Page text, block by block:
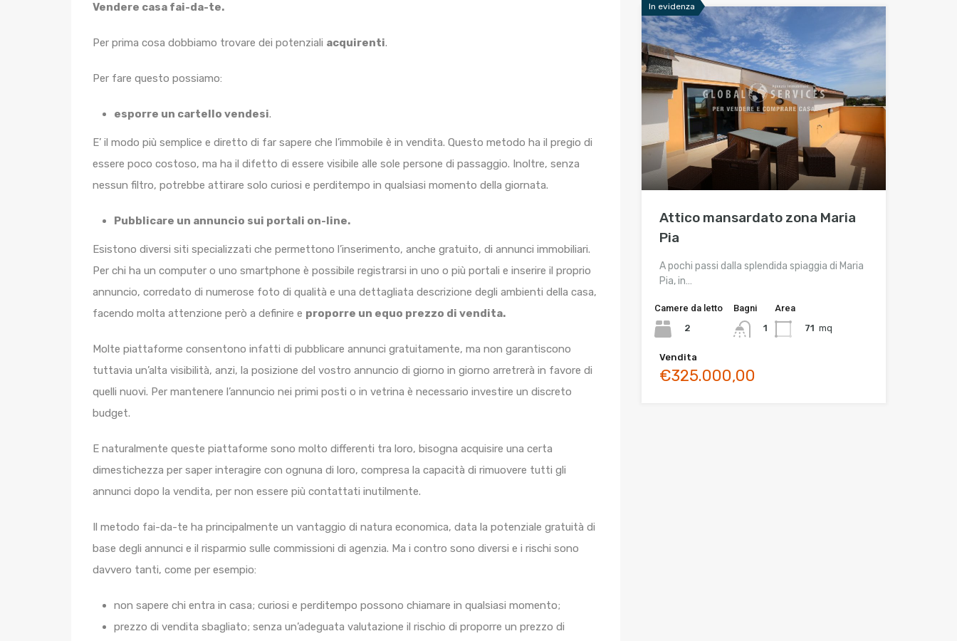
Vendere casa fai-da-te.
Per prima cosa dobbiamo trovare dei potenziali acquirenti.
Per fare questo possiamo:
esporre un cartello vendesi.
E’ il modo più semplice e diretto di far sapere che l’immobile è in vendita. Questo metodo ha il pregio di
essere poco costoso, ma ha il difetto di essere visibile alle sole persone di passaggio. Inoltre, senza
nessun filtro, potrebbe attirare solo curiosi e perditempo in qualsiasi momento della giornata.
Pubblicare un annuncio sui portali on-line.
Esistono diversi siti specializzati che permettono l’inserimento, anche gratuito, di annunci immobiliari.
Per chi ha un computer o uno smartphone è possibile registrarsi in uno o più portali e inserire il proprio
annuncio, corredato di numerose foto di qualità e una dettagliata descrizione degli ambienti della casa,
facendo molta attenzione però a definire e proporre un equo prezzo di vendita.
Molte piattaforme consentono infatti di pubblicare annunci gratuitamente, ma non garantiscono
tuttavia un’alta visibilità, anzi, la posizione del vostro annuncio di giorno in giorno arretrerà in favore di
quelli nuovi. Per mantenere l’annuncio nei primi posti o in vetrina è necessario investire un discreto
budget.
E naturalmente queste piattaforme sono molto differenti tra loro, bisogna acquisire una certa
dimestichezza per saper interagire con ognuna di loro, compresa la capacità di rimuovere tutti gli
annunci dopo la vendita, per non essere più contattati inutilmente.
Il metodo fai-da-te ha principalmente un vantaggio di natura economica, data la potenziale gratuità di
base degli annunci e il risparmio sulle commissioni di agenzia. Ma i contro sono diversi e i rischi sono
davvero tanti, come per esempio:
non sapere chi entra in casa; curiosi e perditempo possono chiamare in qualsiasi momento;
prezzo di vendita sbagliato; senza un’adeguata valutazione il rischio di proporre un prezzo di
In evidenza
Attico mansardato zona Maria
Pia
A pochi passi dalla splendida spiaggia di Maria
Pia, in…
Camere da letto
2
Bagni
1
Area
71 mq
Vendita
€325.000,00